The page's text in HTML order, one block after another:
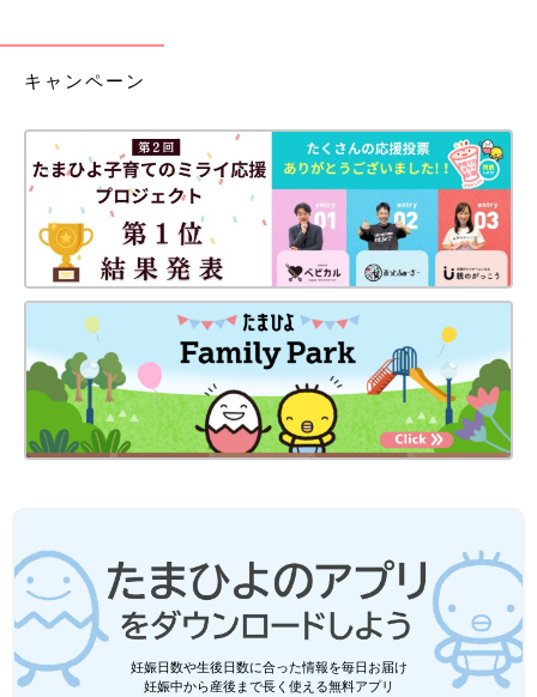
キャンペーン
妊娠日数や生後日数に合った情報を毎日お届け
妊娠中から産後まで長く使える無料アプリ